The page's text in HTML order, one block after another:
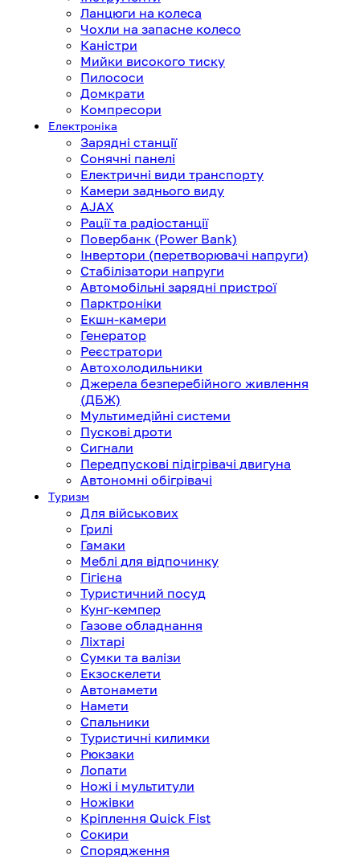
Ланцюги на колеса
Чохли на запасне колесо
Каністри
Мийки високого тиску
Пилососи
Домкрати
Компресори
Електроніка
Зарядні станції
Сонячні панелі
Електричні види транспорту
Камери заднього виду
AJAX
Рації та радіостанції
Повербанк (Power Bank)
Інвертори (перетворювачі напруги)
Стабілізатори напруги
Автомобільні зарядні пристрої
Парктроніки
Екшн-камери
Генератор
Реєстратори
Автохолодильники
Джерела безперебійного живлення
(ДБЖ)
Мультимедійні системи
Пускові дроти
Сигнали
Передпускові підігрівачі двигуна
Автономні обігрівачі
Туризм
Для військових
Грилі
Гамаки
Меблі для відпочинку
Гігієна
Туристичний посуд
Кунг-кемпер
Газове обладнання
Ліхтарі
Сумки та валізи
Екзоскелети
Автонамети
Намети
Спальники
Туристичні килимки
Рюкзаки
Лопати
Ножі і мультитули
Ножівки
Кріплення Quick Fist
Сокири
Спорядження